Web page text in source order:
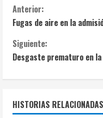
S
i
g
u
e
Anterior:
Fugas de aire en la
Siguiente:
Desgaste prematuro en
HISTORIAS RELACIONADAS